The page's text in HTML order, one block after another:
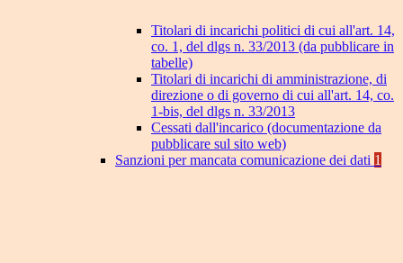
Titolari di incarichi politici di cui all'art. 14,
co. 1, del dlgs n. 33/2013 (da pubblicare in
tabelle)
Titolari di incarichi di amministrazione, di
direzione o di governo di cui all'art. 14, co.
1-bis, del dlgs n. 33/2013
Cessati dall'incarico (documentazione da
pubblicare sul sito web)
Sanzioni per mancata comunicazione dei dati 1